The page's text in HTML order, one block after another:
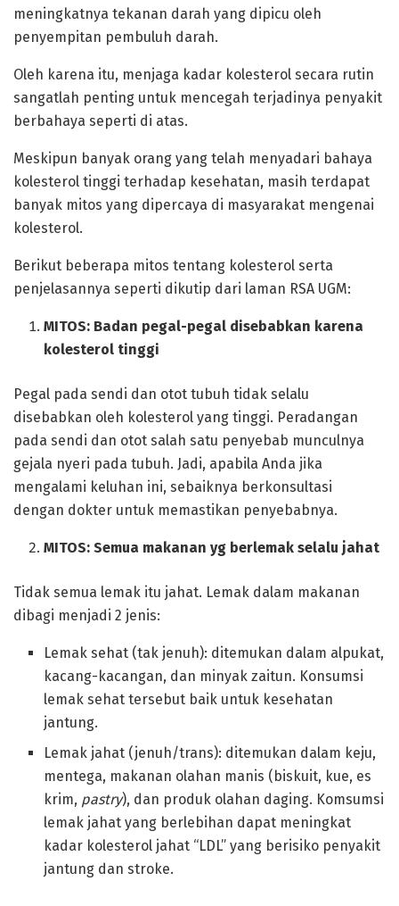
meningkatnya tekanan darah yang dipicu oleh
penyempitan pembuluh darah.
Oleh karena itu, menjaga kadar kolesterol secara rutin
sangatlah penting untuk mencegah terjadinya penyakit
berbahaya seperti di atas.
Meskipun banyak orang yang telah menyadari bahaya
kolesterol tinggi terhadap kesehatan, masih terdapat
banyak mitos yang dipercaya di masyarakat mengenai
kolesterol.
Berikut beberapa mitos tentang kolesterol serta
penjelasannya seperti dikutip dari laman RSA UGM:
MITOS: Badan pegal-pegal disebabkan karena
kolesterol tinggi
Pegal pada sendi dan otot tubuh tidak selalu
disebabkan oleh kolesterol yang tinggi. Peradangan
pada sendi dan otot salah satu penyebab munculnya
gejala nyeri pada tubuh. Jadi, apabila Anda jika
mengalami keluhan ini, sebaiknya berkonsultasi
dengan dokter untuk memastikan penyebabnya.
MITOS: Semua makanan yg berlemak selalu jahat
Tidak semua lemak itu jahat. Lemak dalam makanan
dibagi menjadi 2 jenis:
Lemak sehat (tak jenuh): ditemukan dalam alpukat,
kacang-kacangan, dan minyak zaitun. Konsumsi
lemak sehat tersebut baik untuk kesehatan
jantung.
Lemak jahat (jenuh/trans): ditemukan dalam keju,
mentega, makanan olahan manis (biskuit, kue, es
krim, pastry), dan produk olahan daging. Komsumsi
lemak jahat yang berlebihan dapat meningkat
kadar kolesterol jahat “LDL” yang berisiko penyakit
jantung dan stroke.